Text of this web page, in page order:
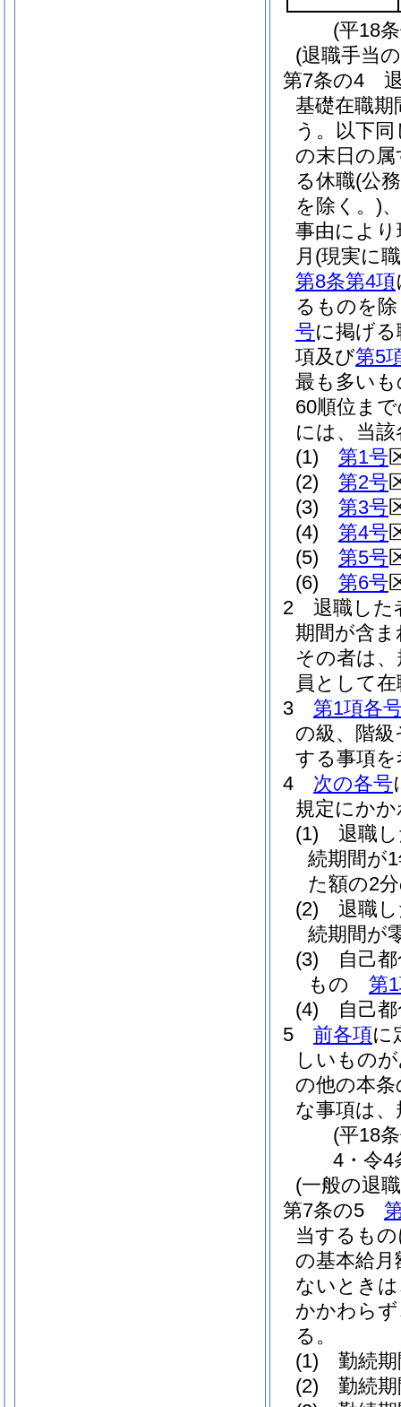
(平18
(退職手当
第7条の4
基礎在職期
う。以下同
の末日の
る休職(公
を除く。)
事由によ
月 (現実に
第8条第4項
るものを
号に掲げ
項及び第5
最も多い
60順位ま
には、当
(1)
第1号
(2)
第2号
(3)
第3号
(4)
第4号
(5)
第5号
(6)
第6号
2
退職した
期間が含
その者は
員として
3
第1項各
の級、階
する事項
4
次の各号
規定にか
(1)
退職
続期間が
た額の2
(2)
退職
続期間が
(3)
自己
もの 第
(4)
自己
5
前各項に
しいもの
の他の本
な事項は
(平18
4・令4
(一般の退
第7条の5
当するも
の基本給月
ないとき
かかわら
る。
(1)
勤続
(2)
勤続